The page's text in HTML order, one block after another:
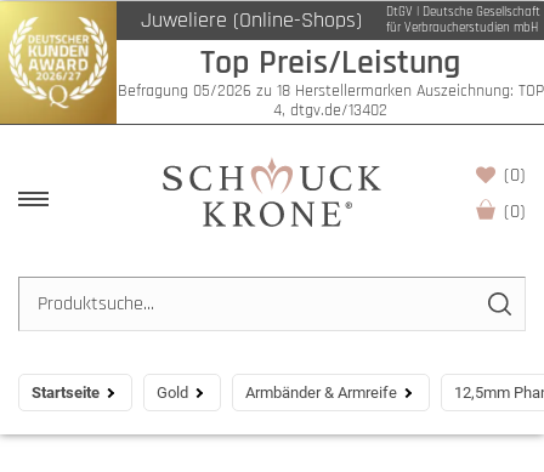
Juweliere (Online-Shops)
DtGV | Deutsche Gesellschaft
für Verbraucherstudien mbH
Top Preis/Leistung
Befragung 05/2026 zu 18 Herstellermarken Auszeichnung: TOP
4, dtgv.de/13402
(0)
(0)
Startseite Gold Armbänder & Armreife 12,5mm